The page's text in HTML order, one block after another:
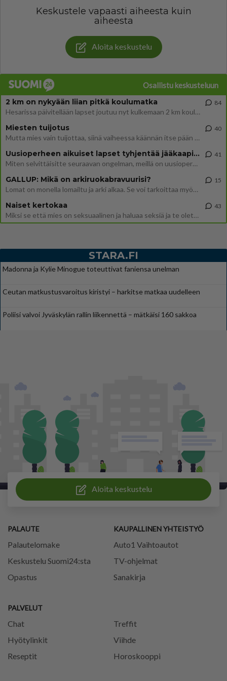
Keskustele vapaasti aiheesta kuin
aiheesta
Aloita keskustelu
Osallistu keskusteluun
2 km on nykyään liian pitkä koulumatka
Hesarissa päivitellään lapset joutuu nyt kulkemaan 2 km kouluun jösses. Ruostefillarilla tuo matka menee vaikka miten äk
84
Miesten tuijotus
Mutta mies vain tuijottaa, siinä vaiheessa käännän itse pään pois. Mikä juttu? Yleensä jos joku tuijottaa tai katsoo, hä
40
Uusioperheen aikuiset lapset tyhjentää jääkaapin käydessään
Miten selvittäisitte seuraavan ongelman, meillä on uusioperhe, minulla teini-ikäiset lapset ja puolisolla aikuiset, jotk
41
GALLUP: Mikä on arkiruokabravuurisi?
Lomat on monella lomailtu ja arki alkaa. Se voi tarkoittaa myös sitä, että grillailut on grillattu ja palataan arjen ruo
15
Naiset kertokaa
Miksi se että mies on seksuaalinen ja haluaa seksiä ja te olette hänen mielestänne haluttava on vastenmielistä? Mikä sii
43
STARA.FI
Madonna ja Kylie Minogue toteuttivat faniensa unelman
Ceutan matkustusvaroitus kiristyi – harkitse matkaa uudelleen
Poliisi valvoi Jyväskylän rallin liikennettä – mätkäisi 160 sakkoa
Aloita keskustelu
PALAUTE
Palautelomake
Keskustelu Suomi24:sta
Opastus
PALVELUT
Chat
Treffit
Hyötylinkit
Viihde
Reseptit
Horoskooppi
KAUPALLINEN YHTEISTYÖ
Auto1 Vaihtoautot
TV-ohjelmat
Sanakirja